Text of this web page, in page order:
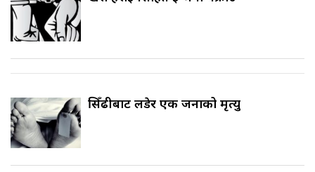
सिँढीबाट लडेर एक जनाको मृत्यु